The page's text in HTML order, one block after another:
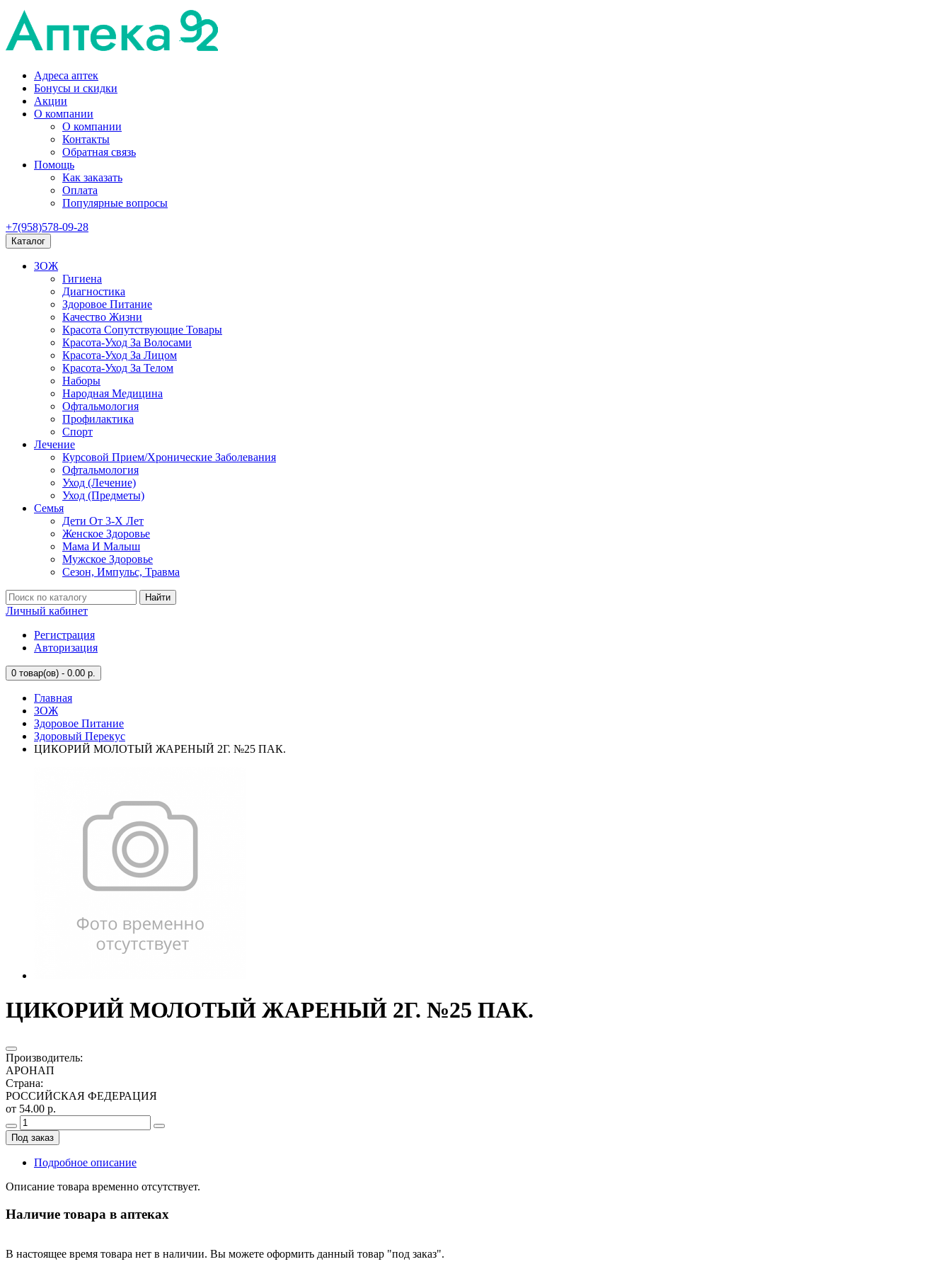
Адреса аптек
Бонусы и скидки
Акции
О компании
О компании
Контакты
Обратная связь
Помощь
Как заказать
Оплата
Популярные вопросы
+7(958)578-09-28
Каталог
ЗОЖ
Гигиена
Диагностика
Здоровое Питание
Качество Жизни
Красота Сопутствующие Товары
Красота-Уход За Волосами
Красота-Уход За Лицом
Красота-Уход За Телом
Наборы
Народная Медицина
Офтальмология
Профилактика
Спорт
Лечение
Курсовой Прием/Хронические Заболевания
Офтальмология
Уход (Лечение)
Уход (Предметы)
Семья
Дети От 3-Х Лет
Женское Здоровье
Мама И Малыш
Мужское Здоровье
Сезон, Импульс, Травма
Найти
Личный кабинет
Регистрация
Авторизация
0 товар(ов) - 0.00 р.
Главная
ЗОЖ
Здоровое Питание
Здоровый Перекус
ЦИКОРИЙ МОЛОТЫЙ ЖАРЕНЫЙ 2Г. №25 ПАК.
ЦИКОРИЙ МОЛОТЫЙ ЖАРЕНЫЙ 2Г. №25 ПАК.
Производитель:
АРОНАП
Страна:
РОССИЙСКАЯ ФЕДЕРАЦИЯ
от 54.00 р.
Под заказ
Подробное описание
Описание товара временно отсутствует.
Наличие товара в аптеках
В настоящее время товара нет в наличии. Вы можете оформить данный товар "под заказ".